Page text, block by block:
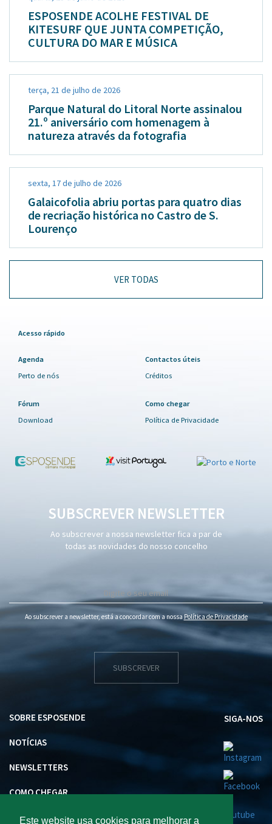
Este website usa cookies para melhorar a
ESPOSENDE ACOLHE FESTIVAL DE
KITESURF QUE JUNTA COMPETIÇÃO,
CULTURA DO MAR E MÚSICA
terça, 21 de julho de 2026
Parque Natural do Litoral Norte assinalou
21.º aniversário com homenagem à
natureza através da fotografia
sexta, 17 de julho de 2026
Galaicofolia abriu portas para quatro dias
de recriação histórica no Castro de S.
Lourenço
VER TODAS
Acesso rápido
Agenda
Perto de nós
Contactos úteis
Créditos
Fórum
Download
Como chegar
Política de Privacidade
SUBSCREVER NEWSLETTER
Ao subscrever a nossa newsletter fica a par de
todas as novidades do nosso concelho
Ao subscrever a newsletter, está a concordar com a nossa Política de Privacidade
SUBSCREVER
SOBRE ESPOSENDE
NOTÍCIAS
NEWSLETTERS
COMO CHEGAR
INVESTIR EM ESPOSENDE
SIGA-NOS